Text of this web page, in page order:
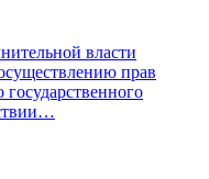
власти
прав